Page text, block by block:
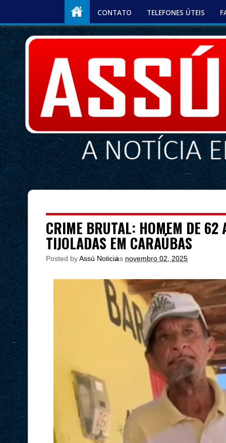
CONTATO TELEFONES ÚTEIS
CRIME BRUTAL: HOMEM DE 62
TIJOLADAS EM CARAÚBAS
Posted byAssú Noticia
às novembro 02, 2025